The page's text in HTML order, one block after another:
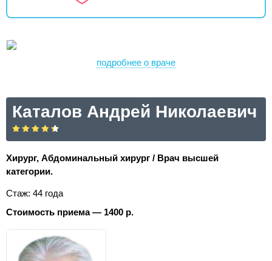
подробнее о враче
Каталов Андрей Николаевич
Хирург, Абдоминальный хирург / Врач высшей
категории.
Стаж: 44 года
Стоимость приема — 1400 р.